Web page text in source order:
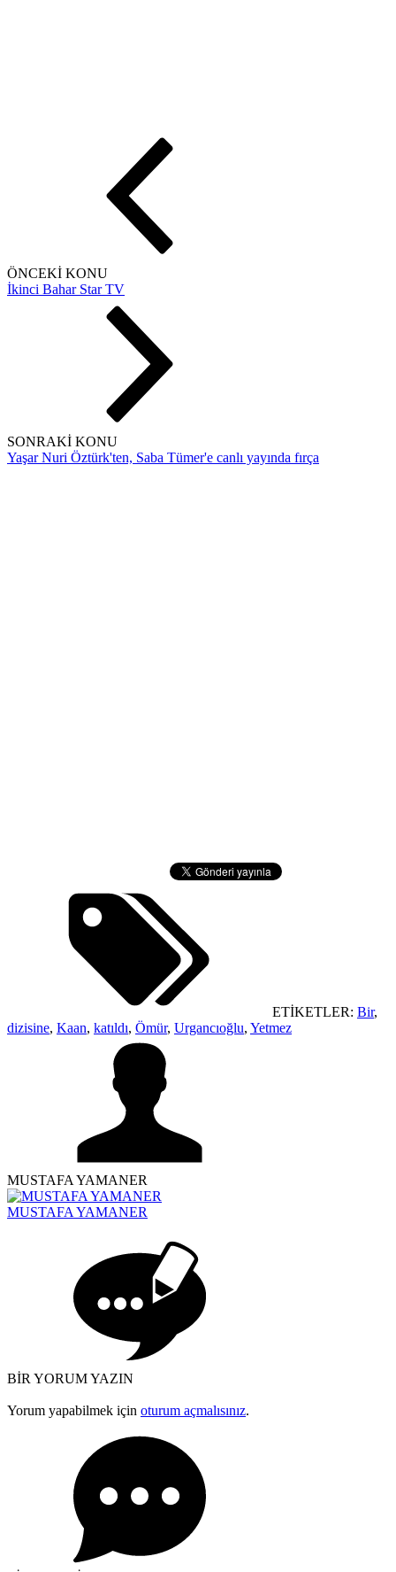
ÖNCEKİ KONU
İkinci Bahar Star TV
SONRAKİ KONU
Yaşar Nuri Öztürk'ten, Saba Tümer'e canlı yayında fırça
ETİKETLER: Bir,
dizisine, Kaan, katıldı, Ömür, Urgancıoğlu, Yetmez
MUSTAFA YAMANER
MUSTAFA YAMANER
BİR YORUM YAZIN
Yorum yapabilmek için oturum açmalısınız.